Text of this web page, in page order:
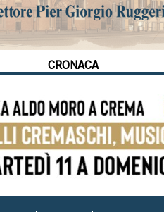
CRONACA